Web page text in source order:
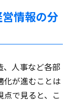
情報の分
、人事など各部
化が進むことは
で見ると、こ